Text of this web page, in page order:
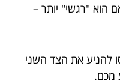
הוא "רגשי" יותר –
להניע את הצד השני
מכם.